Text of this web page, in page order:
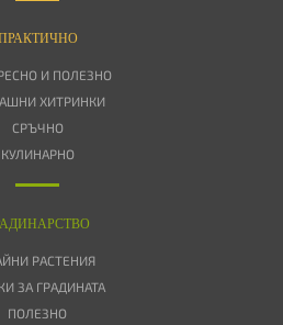
И ПОЛЕЗНО
ХИТРИНКИ
СРЪЧНО
КУЛИНАРНО
РАСТЕНИЯ
ЗА ГРАДИНАТА
ПОЛЕЗНО